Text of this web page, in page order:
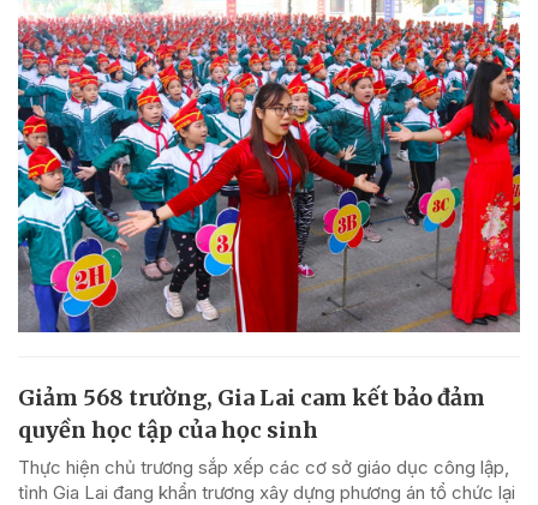
Giảm 568 trường, Gia Lai cam kết bảo đảm
quyền học tập của học sinh
Thực hiện chủ trương sắp xếp các cơ sở giáo dục công lập,
tỉnh Gia Lai đang khẩn trương xây dựng phương án tổ chức lại